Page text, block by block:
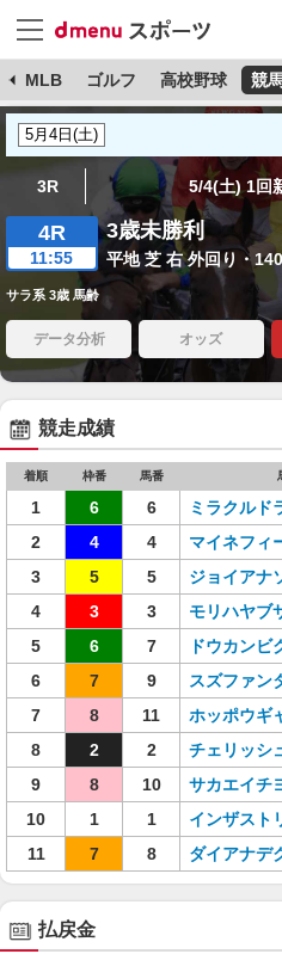
MLB ゴルフ 高校野球 競
3R 5/4(土) 1回
4R
11:55
3歳未勝利
平地 芝 右 外回り・
サラ系 3歳 馬齢
データ分析 オッズ
競走成績
着順 枠番 馬番
1 6 6 ミラクルド
2
4 4 マイネフィ
3
5 5 ジョイアナ
4
3 3 モリハヤブ
5
6 7 ドウカンビ
6
7 9 スズファン
7
8 11 ホッポウギ
8
2 2 チェリッシ
9
8 10 サカエイチ
10
1 1 インザスト
11
7 8 ダイアナデ
払戻金